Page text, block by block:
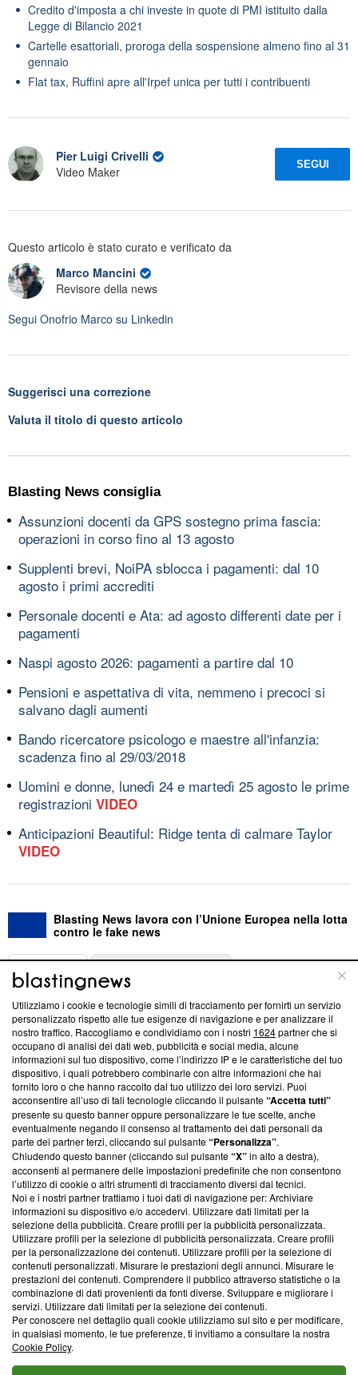
Credito d'imposta a chi investe in quote di PMI istituito dalla
Legge di Bilancio 2021
Cartelle esattoriali, proroga della sospensione almeno fino al 31
gennaio
Flat tax, Ruffini apre all'Irpef unica per tutti i contribuenti
Pier Luigi Crivelli
Video Maker
SEGUI
Questo articolo è stato curato e verificato da
Marco Mancini
Revisore della news
Segui Onofrio Marco su Linkedin
Suggerisci una correzione
Valuta il titolo di questo articolo
Blasting News consiglia
Assunzioni docenti da GPS sostegno prima fascia:
operazioni in corso fino al 13 agosto
Supplenti brevi, NoiPA sblocca i pagamenti: dal 10
agosto i primi accrediti
Personale docenti e Ata: ad agosto differenti date per i
pagamenti
Naspi agosto 2026: pagamenti a partire dal 10
Pensioni e aspettativa di vita, nemmeno i precoci si
salvano dagli aumenti
Bando ricercatore psicologo e maestre all'infanzia:
scadenza fino al 29/03/2018
Uomini e donne, lunedì 24 e martedì 25 agosto le prime
registrazioni VIDEO
Anticipazioni Beautiful: Ridge tenta di calmare Taylor
VIDEO
Blasting News lavora con l’Unione Europea nella lotta
contro le fake news
ABOUT
Questa sezione offre informazioni trasparenti su Blasting
News, sui nostri processi editoriali e su come ci impegniamo a
creare news di qualità. Inoltre, afferma la nostra aderenza a
‘Trust Project - News with Integrity’Blasting News non è
ancora membro del programma, ma ha richiesto di farne
parte; Trust Project non ha ancora effettuato una verifica di
conformità agli standard.
Su di noi
Team editoriale
Corporate
Redazione
Informativa Privacy
Cookie Policy
Blasting SA, IDI CHE-247.845.224, Via Carlo Frasca, 3 - 6900
Lugano (Svizzera) Tel:+39 0690258937
© 2026 Blasting News
Utilizziamo i cookie e tecnologie simili di tracciamento per fornirti un servizio
personalizzato rispetto alle tue esigenze di navigazione e per analizzare il
nostro traffico. Raccogliamo e condividiamo con i nostri 1624partner che si
occupano di analisi dei dati web, pubblicità e social media, alcune
informazioni sul tuo dispositivo, come l’indirizzo IP e le caratteristiche del tuo
dispositivo, i quali potrebbero combinarle con altre informazioni che hai
fornito loro o che hanno raccolto dal tuo utilizzo dei loro servizi. Puoi
acconsentire all’uso di tali tecnologie cliccando il pulsante“Accetta tutti”
presente su questo banner oppure personalizzare le tue scelte, anche
eventualmente negando il consenso al trattamento dei dati personali da
parte dei partner terzi, cliccando sul pulsante“Personalizza”.
Chiudendo questo banner (cliccando sul pulsante“X”in alto a destra),
acconsenti al permanere delle impostazioni predefinite che non consentono
l’utilizzo di cookie o altri strumenti di tracciamento diversi dai tecnici.
Noi e i nostri partner trattiamo i tuoi dati di navigazione per: Archiviare
informazioni su dispositivo e/o accedervi. Utilizzare dati limitati per la
selezione della pubblicità. Creare profili per la pubblicità personalizzata.
Utilizzare profili per la selezione di pubblicità personalizzata. Creare profili
per la personalizzazione dei contenuti. Utilizzare profili per la selezione di
contenuti personalizzati. Misurare le prestazioni degli annunci. Misurare le
prestazioni dei contenuti. Comprendere il pubblico attraverso statistiche o la
combinazione di dati provenienti da fonti diverse. Sviluppare e migliorare i
servizi. Utilizzare dati limitati per la selezione dei contenuti.
Per conoscere nel dettaglio quali cookie utilizziamo sul sito e per modificare,
in qualsiasi momento, le tue preferenze, ti invitiamo a consultare la nostra
Cookie Policy.